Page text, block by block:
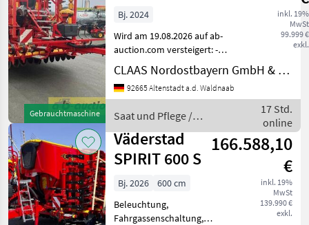
Gebrauchtmaschine
inkl. 19%
MwSt
99.999 €
exkl.
Bj. 2024
Wird am 19.08.2026 auf ab-
auction.com versteigert: -
Väderstad Rapid RDA 600 S -
Baujahr: 2024 - Demo-
Maschine. Betriebsstunden:
430 Hekta
CLAAS Nordostbayern GmbH & Co. KG, Altenstadt
92665 Altenstadt a.d. Waldnaab
Saat und Pflege /
Väderstad
17 Std.
online
Väderstad
SPIRIT 600 S
166.588,10
€
inkl. 19%
MwSt
139.990 €
exkl.
Bj. 2026
600 cm
Beleuchtung,
Fahrgassenschaltung,